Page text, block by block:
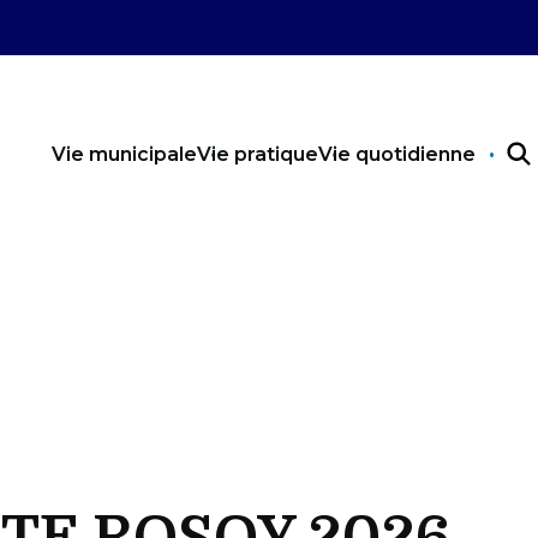
Vie municipaleVie pratiqueVie quotidienne